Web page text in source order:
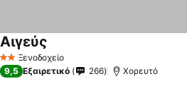
2 ΑστέριαΞενοδοχείο
Αιγεύς
9,5 Εξαιρετικό 266 Χορευτό